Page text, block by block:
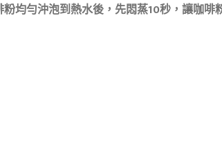
均勻沖泡到熱水後，先悶蒸10秒，讓咖